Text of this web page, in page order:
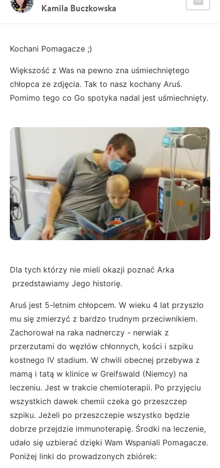
Kamila Buczkowska
Kochani Pomagacze ;)
Większość z Was na pewno zna uśmiechniętego
chłopca ze zdjęcia. Tak to nasz kochany Aruś.
Pomimo tego co Go spotyka nadal jest uśmiechnięty.
Dla tych którzy nie mieli okazji poznać Arka
przedstawiamy Jego historię.
Aruś jest 5-letnim chłopcem. W wieku 4 lat przyszło
mu się zmierzyć z bardzo trudnym przeciwnikiem.
Zachorował na raka nadnerczy - nerwiak z
przerzutami do węzłów chłonnych, kości i szpiku
kostnego IV stadium. W chwili obecnej przebywa z
mamą i tatą w klinice w Greifswald (Niemcy) na
leczeniu. Jest w trakcie chemioterapii. Po przyjęciu
wszystkich dawek chemii czeka go przeszczep
szpiku. Jeżeli po przeszczepie wszystko będzie
dobrze przejdzie immunoterapię. Środki na leczenie,
udało się uzbierać dzięki Wam Wspaniali Pomagacze.
Poniżej linki do prowadzonych zbiórek: